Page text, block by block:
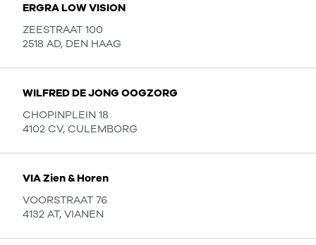
ERGRA LOW VISION
ZEESTRAAT 100
2518 AD, DEN HAAG
WILFRED DE JONG OOGZORG
CHOPINPLEIN 18
4102 CV, CULEMBORG
VIA Zien & Horen
VOORSTRAAT 76
4132 AT, VIANEN